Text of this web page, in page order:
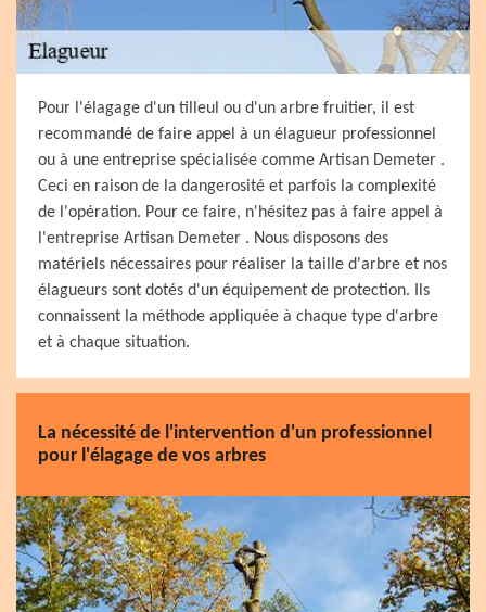
Pour l'élagage d'un tilleul ou d'un arbre fruitier, il est
recommandé de faire appel à un élagueur professionnel
ou à une entreprise spécialisée comme Artisan Demeter .
Ceci en raison de la dangerosité et parfois la complexité
de l'opération. Pour ce faire, n'hésitez pas à faire appel à
l'entreprise Artisan Demeter . Nous disposons des
matériels nécessaires pour réaliser la taille d'arbre et nos
élagueurs sont dotés d'un équipement de protection. Ils
connaissent la méthode appliquée à chaque type d'arbre
et à chaque situation.
La nécessité de l'intervention d'un professionnel
pour l'élagage de vos arbres